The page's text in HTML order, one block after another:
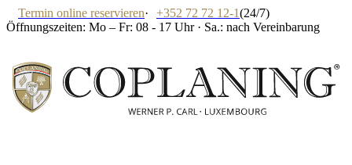
Termin online reservieren· +352 72 72 12-1(24/7)
Öffnungszeiten: Mo – Fr: 08 - 17 Uhr · Sa.: nach Vereinbarung